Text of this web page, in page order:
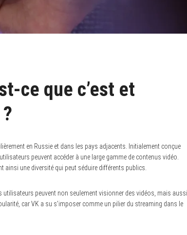
ce que c’est et
en Russie et dans les pays adjacents. Initialement conçue
peuvent accéder à une large gamme de contenus vidéo.
ainsi une diversité qui peut séduire différents publics.
utilisateurs peuvent non seulement visionner des vidéos, mais aussi
car VK a su s’imposer comme un pilier du streaming dans le